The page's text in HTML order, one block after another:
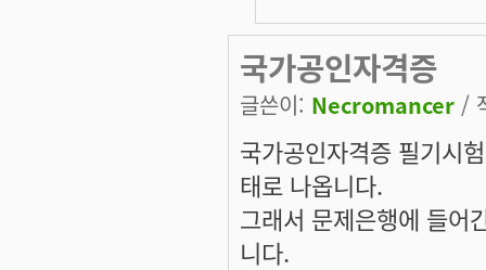
국가공인자격증
글쓴이: Necromancer /
국가공인자격증 필기시
태로 나옵니다.
그래서 문제은행에 들어
니다.